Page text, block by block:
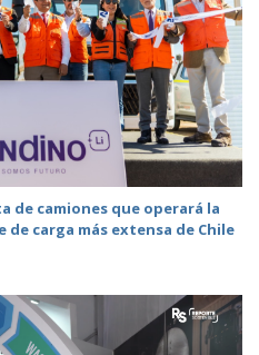
de camiones que operará la
carga más extensa de Chile